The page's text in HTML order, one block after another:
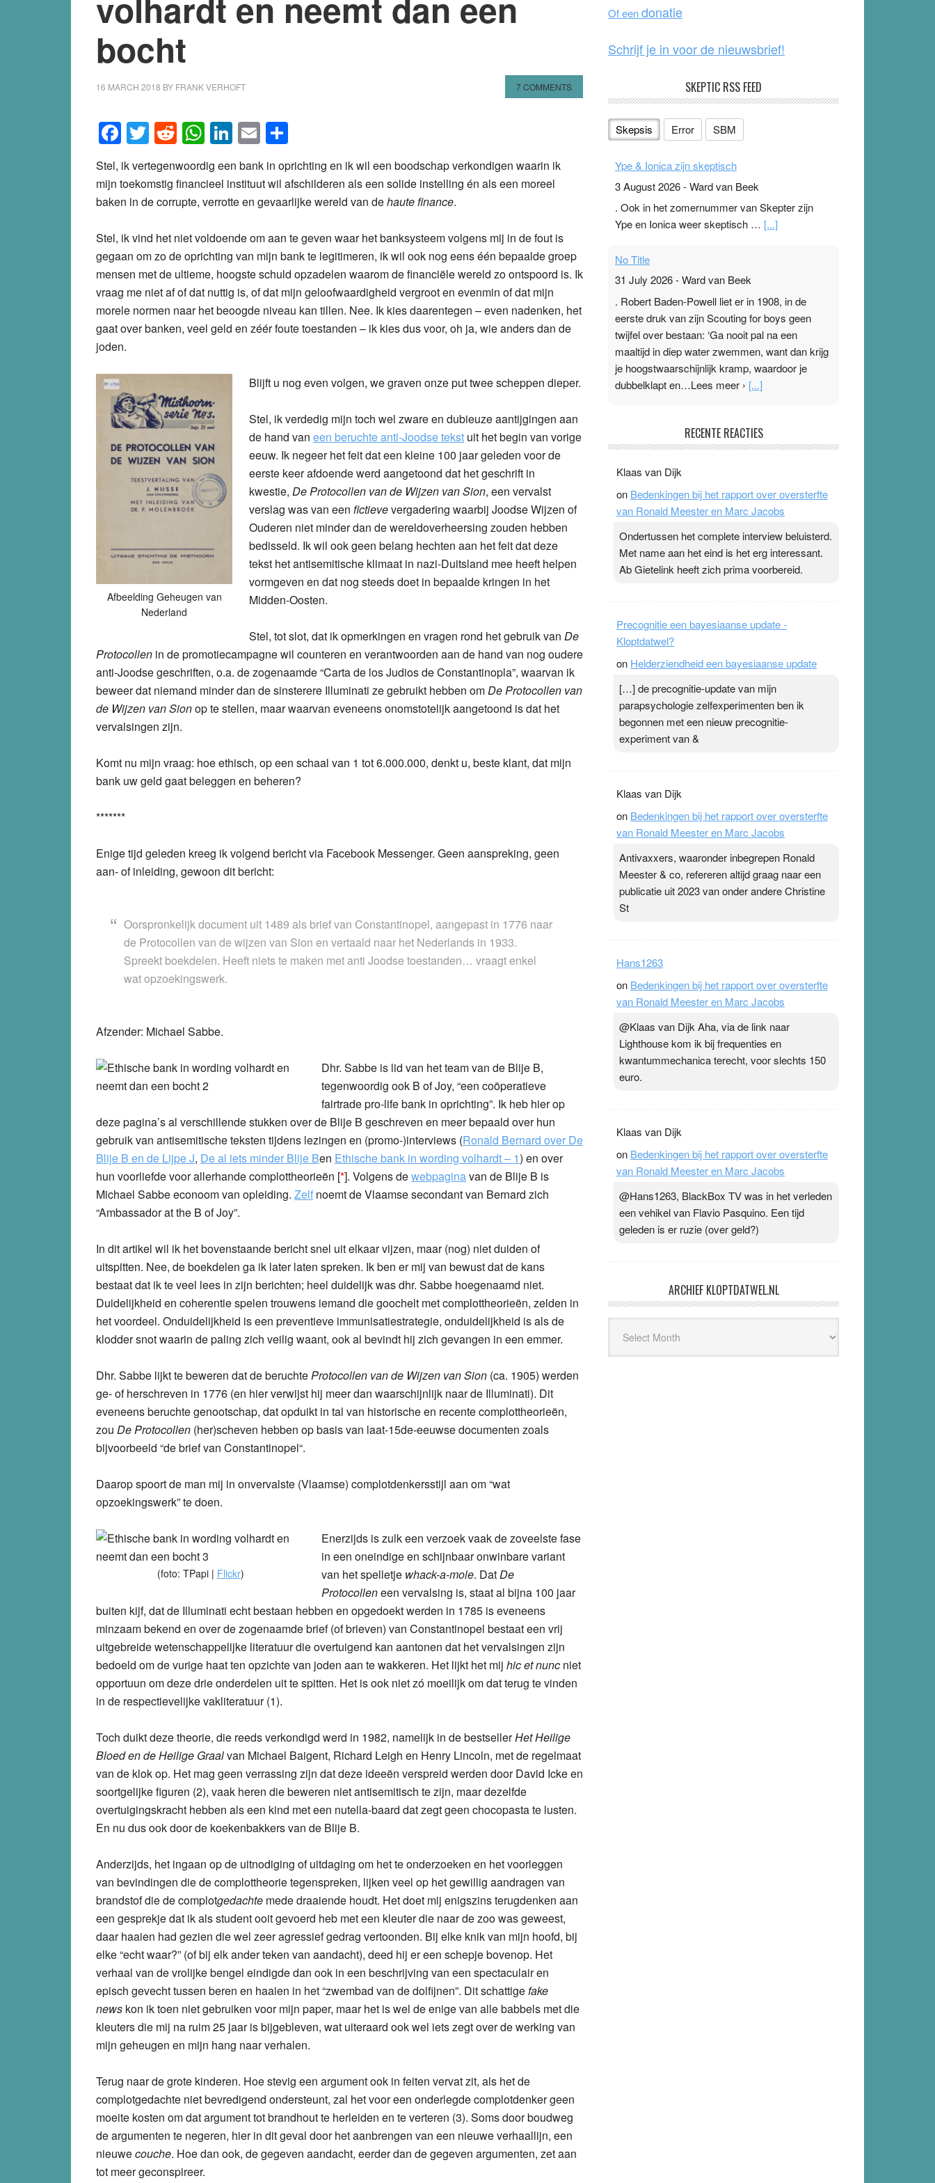
bocht
16 MARCH 2018 BY FRANK VERHOFT 7 COMMENTS
Facebook
Twitter
Reddit
WhatsApp
LinkedIn
Email
Stel, ik vertegenwoordig een bank in oprichting en ik wil een boodschap verkondigen waarin ik
mijn toekomstig financieel instituut wil afschilderen als een solide instelling én als een moreel
baken in de corrupte, verrotte en gevaarlijke wereld van dehaute finance.
Stel, ik vind het niet voldoende om aan te geven waar het banksysteem volgens mij in de fout is
gegaan om zo de oprichting van mijn bank te legitimeren, ik wil ook nog eens één bepaalde groep
mensen met de ultieme, hoogste schuld opzadelen waarom de financiële wereld zo ontspoord is. Ik
vraag me niet af of dat nuttig is, of dat mijn geloofwaardigheid vergroot en evenmin of dat mijn
morele normen naar het beoogde niveau kan tillen. Nee. Ik kies daarentegen – even nadenken, het
gaat over banken, veel geld en zéér foute toestanden – ik kies dus voor, oh ja, wie anders dan de
joden.
Afbeelding Geheugen van
Nederland
Blijft u nog even volgen, we graven onze put twee scheppen dieper.
Stel, ik verdedig mijn toch wel zware en dubieuze aantijgingen aan
de hand van een beruchte anti-Joodse tekst uit het begin van vorige
eeuw. Ik negeer het feit dat een kleine 100 jaar geleden voor de
eerste keer afdoende werd aangetoond dat het geschrift in
kwestie, De Protocollen van de Wijzen van Sion, een vervalst
verslag was van een fictievevergadering waarbij Joodse Wijzen of
Ouderen niet minder dan de wereldoverheersing zouden hebben
bedisseld. Ik wil ook geen belang hechten aan het feit dat deze
tekst het antisemitische klimaat in nazi-Duitsland mee heeft helpen
vormgeven en dat nog steeds doet in bepaalde kringen in het
Midden-Oosten.
Stel, tot slot, dat ik opmerkingen en vragen rond het gebruik van De
Protocollen in de promotiecampagne wil counteren en verantwoorden aan de hand van nog oudere
anti-Joodse geschriften, o.a. de zogenaamde “Carta de los Judios de Constantinopla”, waarvan ik
beweer dat niemand minder dan de sinsterere Illuminati ze gebruikt hebben omDe Protocollen van
de Wijzen van Sionop te stellen, maar waarvan eveneens onomstotelijk aangetoond is dat het
vervalsingen zijn.
Komt nu mijn vraag: hoe ethisch, op een schaal van 1 tot 6.000.000, denkt u, beste klant, dat mijn
bank uw geld gaat beleggen en beheren?
*******
Enige tijd geleden kreeg ik volgend bericht via Facebook Messenger. Geen aanspreking, geen
aan- of inleiding, gewoon dit bericht:
Oorspronkelijk document uit 1489 als brief van Constantinopel, aangepast in 1776 naar
de Protocollen van de wijzen van Sion en vertaald naar het Nederlands in 1933.
Spreekt boekdelen. Heeft niets te maken met anti Joodse toestanden… vraagt enkel
wat opzoekingswerk.
Afzender: Michael Sabbe.
Dhr. Sabbe is lid van het team van de Blije B,
tegenwoordig ook B of Joy, “een coöperatieve
fairtrade pro-life bank in oprichting”. Ik heb hier op
deze pagina’s al verschillende stukken over de Blije B geschreven en meer bepaald over hun
gebruik van antisemitische teksten tijdens lezingen en (promo-)interviews (Ronald Bernard over De
Blije B en de Lijpe J, De al iets minder Blije Ben Ethische bank in wording volhardt – 1) en over
hun voorliefde voor allerhande complottheorieën [*]. Volgens dewebpaginavan de Blije B is
Michael Sabbe econoom van opleiding. Zelf noemt de Vlaamse secondant van Bernard zich
“Ambassador at the B of Joy”.
In dit artikel wil ik het bovenstaande bericht snel uit elkaar vijzen, maar (nog) niet duiden of
uitspitten. Nee, de boekdelen ga ik later laten spreken. Ik ben er mij van bewust dat de kans
bestaat dat ik te veel lees in zijn berichten; heel duidelijk was dhr. Sabbe hoegenaamd niet.
Duidelijkheid en coherentie spelen trouwens iemand die goochelt met complottheorieën, zelden in
het voordeel. Onduidelijkheid is een preventieve immunisatiestrategie, onduidelijkheid is als de
klodder snot waarin de paling zich veilig waant, ook al bevindt hij zich gevangen in een emmer.
Dhr. Sabbe lijkt te beweren dat de beruchteProtocollen van de Wijzen van Sion (ca. 1905) werden
ge- of herschreven in 1776 (en hier verwijst hij meer dan waarschijnlijk naar de Illuminati). Dit
eveneens beruchte genootschap, dat opduikt in tal van historische en recente complottheorieën,
zou De Protocollen (her)scheven hebben op basis van laat-15de-eeuwse documenten zoals
bijvoorbeeld “de brief van Constantinopel“.
Daarop spoort de man mij in onvervalste (Vlaamse) complotdenkersstijl aan om “wat
opzoekingswerk” te doen.
(foto: TPapi | Flickr)
Enerzijds is zulk een verzoek vaak de zoveelste fase
in een oneindige en schijnbaar onwinbare variant
van het spelletje whack-a-mole. DatDe
Protocolleneen vervalsing is, staat al bijna 100 jaar
buiten kijf, dat de Illuminati echt bestaan hebben en opgedoekt werden in 1785 is eveneens
minzaam bekend en over de zogenaamde brief (of brieven) van Constantinopel bestaat een vrij
uitgebreide wetenschappelijke literatuur die overtuigend kan aantonen dat het vervalsingen zijn
bedoeld om de vurige haat ten opzichte van joden aan te wakkeren. Het lijkt het mij hic et nunc niet
opportuun om deze drie onderdelen uit te spitten. Het is ook niet zó moeilijk om dat terug te vinden
in de respectievelijke vakliteratuur (1).
Toch duikt deze theorie, die reeds verkondigd werd in 1982, namelijk in de bestsellerHet Heilige
Bloed en de Heilige Graalvan Michael Baigent, Richard Leigh en Henry Lincoln, met de regelmaat
van de klok op. Het mag geen verrassing zijn dat deze ideeën verspreid werden door David Icke en
soortgelijke figuren (2), vaak heren die beweren niet antisemitisch te zijn, maar dezelfde
overtuigingskracht hebben als een kind met een nutella-baard dat zegt geen chocopasta te lusten.
En nu dus ook door de koekenbakkers van de Blije B.
Anderzijds, het ingaan op de uitnodiging of uitdaging om het te onderzoeken en het voorleggen
van bevindingen die de complottheorie tegenspreken, lijken veel op het gewillig aandragen van
brandstof die de complotgedachte mede draaiende houdt. Het doet mij enigszins terugdenken aan
een gesprekje dat ik als student ooit gevoerd heb met een kleuter die naar de zoo was geweest,
daar haaien had gezien die wel zeer agressief gedrag vertoonden. Bij elke knik van mijn hoofd, bij
elke “echt waar?” (of bij elk ander teken van aandacht), deed hij er een schepje bovenop. Het
verhaal van de vrolijke bengel eindigde dan ook in een beschrijving van een spectaculair en
episch gevecht tussen beren en haaien in het “zwembad van de dolfijnen”. Dit schattigefake
news kon ik toen niet gebruiken voor mijn paper, maar het is wel de enige van alle babbels met die
kleuters die mij na ruim 25 jaar is bijgebleven, wat uiteraard ook wel iets zegt over de werking van
mijn geheugen en mijn hang naar verhalen.
Terug naar de grote kinderen. Hoe stevig een argument ook in feiten vervat zit, als het de
complotgedachte niet bevredigend ondersteunt, zal het voor een onderlegde complotdenker geen
moeite kosten om dat argument tot brandhout te herleiden en te verteren (3). Soms door boudweg
de argumenten te negeren, hier in dit geval door het aanbrengen van een nieuwe verhaallijn, een
nieuwecouche. Hoe dan ook, de gegeven aandacht, eerder dan de gegeven argumenten, zet aan
tot meer geconspireer.
k
Of eendonatie
Schrijf je in voor de nieuwsbrief!
SKEPTIC RSS FEED
Skepsis Error SBM
Ype & Ionica zijn skeptisch
3 August 2026-Ward van Beek
. Ook in het zomernummer van Skepter zijn
Ype en Ionica weer skeptisch … [...]
No Title
31 July 2026-Ward van Beek
. Robert Baden-Powell liet er in 1908, in de
eerste druk van zijn Scouting for boys geen
twijfel over bestaan: ‘Ga nooit pal na een
maaltijd in diep water zwemmen, want dan krijg
je hoogstwaarschijnlijk kramp, waardoor je
dubbelklapt en…Lees meer › [...]
Ward van Beek
topsporters. Ze hopen ermee hun hartslag te
verlagen terwijl ze meer zuurstof opnemen.
Daarop heeft zo’n pleister geen effect. Maar het
zijn. Door…Lees meer Pleisterplakkers in de
topspsort › [...]
RECENTE REACTIES
Klaas van Dijk
on Bedenkingen bij het rapport over oversterfte
van Ronald Meester en Marc Jacobs
Ondertussen het complete interview beluisterd.
Met name aan het eind is het erg interessant.
Ab Gietelink heeft zich prima voorbereid.
Precognitie een bayesiaanse update -
Kloptdatwel?
on Helderziendheid een bayesiaanse update
[…] de precognitie-update van mijn
parapsychologie zelfexperimenten ben ik
begonnen met een nieuw precognitie-
experiment van &
Klaas van Dijk
on Bedenkingen bij het rapport over oversterfte
van Ronald Meester en Marc Jacobs
Antivaxxers, waaronder inbegrepen Ronald
Meester & co, refereren altijd graag naar een
publicatie uit 2023 van onder andere Christine
St
Hans1263
on Bedenkingen bij het rapport over oversterfte
van Ronald Meester en Marc Jacobs
@Klaas van Dijk Aha, via de link naar
Lighthouse kom ik bij frequenties en
kwantummechanica terecht, voor slechts 150
euro.
Klaas van Dijk
on Bedenkingen bij het rapport over oversterfte
van Ronald Meester en Marc Jacobs
@Hans1263, BlackBox TV was in het verleden
een vehikel van Flavio Pasquino. Een tijd
geleden is er ruzie (over geld?)
ARCHIEF KLOPTDATWEL.NL
Kloptdatwel.nl